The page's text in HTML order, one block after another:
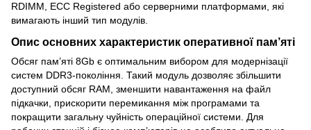
RDIMM, ECC Registered або серверними платформами, які
вимагають інший тип модулів.
Опис основних характеристик оперативної пам’яті
Обсяг пам’яті 8Gb є оптимальним вибором для модернізації
систем DDR3-покоління. Такий модуль дозволяє збільшити
доступний обсяг RAM, зменшити навантаження на файл
підкачки, прискорити перемикання між програмами та
покращити загальну чуйність операційної системи. Для